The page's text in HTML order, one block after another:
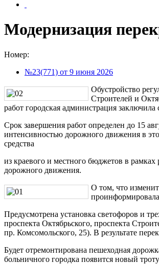
Модернизация
Номер:
№23(771) от 9 июня 2026
Обустройство
Строителей и
работ городская администрация
Срок завершения работ определен до 15
интенсивностью дорожного движения в
средства
из краевого и местного бюджетов в
дорожного движения.
О том, что
Предусмотрена установка светофоров и
проспекта Октябрьского, проспекта
пр. Комсомольского, 25). В результате
Будет отремонтирована пешеходная
больничного городка появится новый